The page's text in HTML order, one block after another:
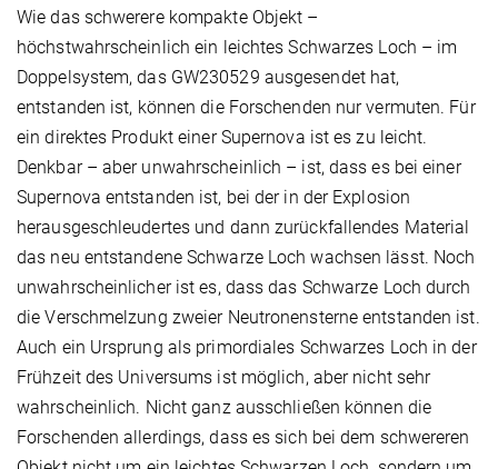
Wie das schwerere kompakte Objekt –
höchstwahrscheinlich ein leichtes Schwarzes Loch – im
Doppelsystem, das GW230529 ausgesendet hat,
entstanden ist, können die Forschenden nur vermuten. Für
ein direktes Produkt einer Supernova ist es zu leicht.
Denkbar – aber unwahrscheinlich – ist, dass es bei einer
Supernova entstanden ist, bei der in der Explosion
herausgeschleudertes und dann zurückfallendes Material
das neu entstandene Schwarze Loch wachsen lässt. Noch
unwahrscheinlicher ist es, dass das Schwarze Loch durch
die Verschmelzung zweier Neutronensterne entstanden ist.
Auch ein Ursprung als primordiales Schwarzes Loch in der
Frühzeit des Universums ist möglich, aber nicht sehr
wahrscheinlich. Nicht ganz ausschließen können die
Forschenden allerdings, dass es sich bei dem schwereren